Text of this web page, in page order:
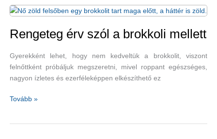
ellen
–
citromos
Rengeteg érv szól a brokkoli mellett
Gyerekként lehet, hogy nem kedveltük a brokkolit, viszont
felnőttként próbáljuk megszeretni, mivel roppant egészséges,
nagyon ízletes és ezerféleképpen elkészíthető ez
Rengeteg
Tovább »